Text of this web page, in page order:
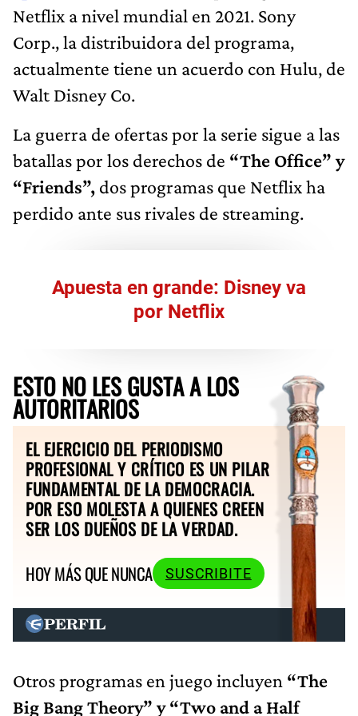
Netflix a nivel mundial en 2021. Sony
Corp., la distribuidora del programa,
actualmente tiene un acuerdo con Hulu, de
Walt Disney Co.
La guerra de ofertas por la serie sigue a las
batallas por los derechos de “The Office” y
“Friends”, dos programas que Netflix ha
perdido ante sus rivales de streaming.
Apuesta en grande: Disney va
por Netflix
ESTO NO LES GUSTA A LOS
AUTORITARIOS
EL EJERCICIO DEL PERIODISMO
PROFESIONAL Y CRÍTICO ES UN PILAR
FUNDAMENTAL DE LA DEMOCRACIA.
POR ESO MOLESTA A QUIENES CREEN
SER LOS DUEÑOS DE LA VERDAD.
HOY MÁS QUE NUNCA
SUSCRIBITE
Otros programas en juego incluyen “The
Big Bang Theory” y “Two and a Half